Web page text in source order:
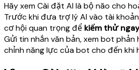
Hãy xem Cài đặt AI là bộ não cho
Trước khi đưa trợ lý AI vào tài
cơ hội quan trọng để kiểm thử
Gửi tin nhắn văn bản, xem bot phản
chỉnh năng lực của bot cho đến khi